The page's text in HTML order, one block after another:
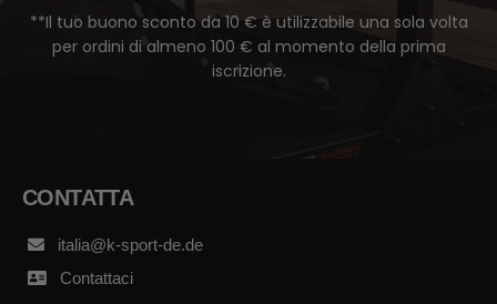
**Il tuo buono sconto da 10 € è utilizzabile una sola volta
per ordini di almeno 100 € al momento della prima
iscrizione.
CONTATTA
italia@k-sport-de.de
Contattaci